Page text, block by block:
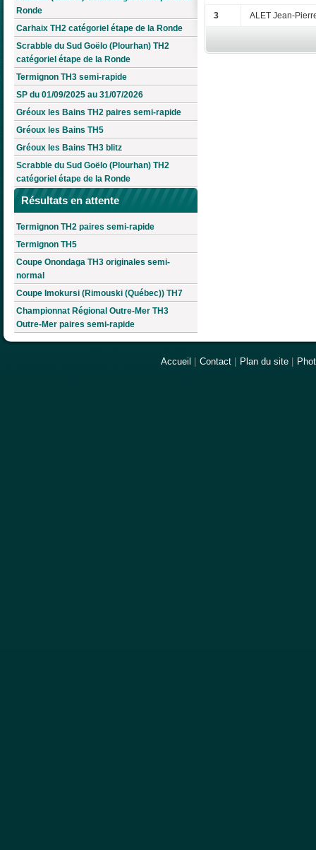
Ronde
Carhaix TH2 catégoriel étape de la Ronde
Scrabble du Sud Goëlo (Plourhan) TH2
catégoriel étape de la Ronde
Termignon TH3 semi-rapide
SP du 01/09/2025 au 31/07/2026
Gréoux les Bains TH2 paires semi-rapide
Gréoux les Bains TH5
Gréoux les Bains TH3 blitz
Scrabble du Sud Goëlo (Plourhan) TH2
catégoriel étape de la Ronde
Résultats en attente
Termignon TH2 paires semi-rapide
Termignon TH5
Coupe Onondaga TH3 originales semi-
normal
Coupe Imokursi (Rimouski (Québec)) TH7
Championnat Régional Outre-Mer TH3
Outre-Mer paires semi-rapide
3 ALET Jean-
Accueil Contact Plan du site